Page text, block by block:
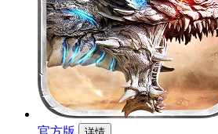
官方版